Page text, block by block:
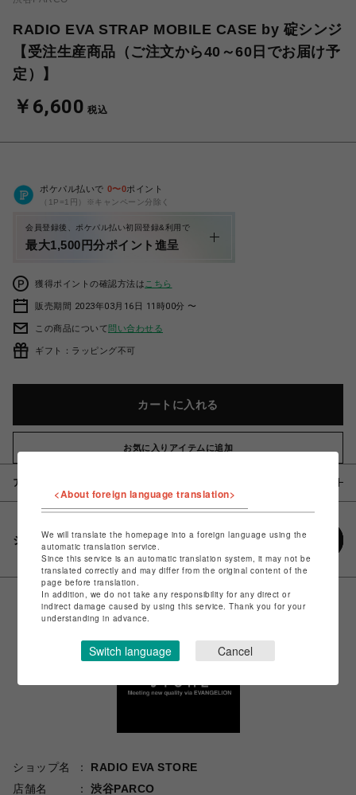
RADIO EVA STRAP MOBILE CASE by 碇シンジ
【受注生産商品（ご注文から40～60日でお届け予
定）】
￥6,600 税込
ポケパル払いで 0〜0ポイント
（1P=1円）※キャンペーン分除く
会員登録後、ポケパル払い初回登録&利用で
最大1,500円分ポイント進呈
獲得ポイントの確認方法は こちら
販売期間 2023年03月16日 11時00分 〜
この商品について問い合わせる
ギフト：ラッピング不可
カートに入れる
お気に入りアイテムに追加
アイテム説明 / 素材
シェアする
ショップ名
RADIO EVA STORE
店舗名
渋谷PARCO
<About foreign language translation>
We will translate the homepage into a foreign language using the
automatic translation service.
Since this service is an automatic translation system, it may not be
translated correctly and may differ from the original content of the
page before translation.
In addition, we do not take any responsibility for any direct or
indirect damage caused by using this service. Thank you for your
understanding in advance.
Switch language Cancel